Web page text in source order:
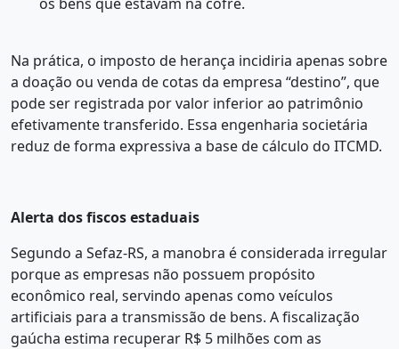
Na prática, o imposto de herança incidiria apenas sobre
a doação ou venda de cotas da empresa “destino”, que
pode ser registrada por valor inferior ao patrimônio
efetivamente transferido. Essa engenharia societária
reduz de forma expressiva a base de cálculo do ITCMD.
Alerta dos fiscos estaduais
Segundo a Sefaz-RS, a manobra é considerada irregular
porque as empresas não possuem propósito
econômico real, servindo apenas como veículos
artificiais para a transmissão de bens. A fiscalização
gaúcha estima recuperar R$ 5 milhões com as